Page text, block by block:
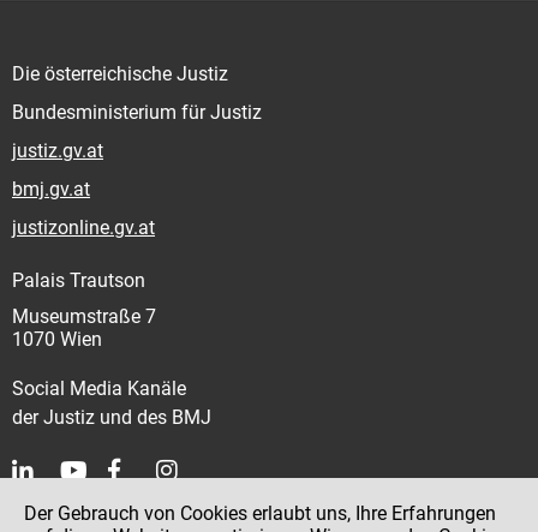
Die österreichische Justiz
Bundesministerium für Justiz
justiz.gv.at
bmj.gv.at
justizonline.gv.at
Palais Trautson
Museumstraße 7
1070 Wien
Social Media Kanäle
der Justiz und des BMJ
Kontakt
Der Gebrauch von Cookies erlaubt uns, Ihre Erfahrungen